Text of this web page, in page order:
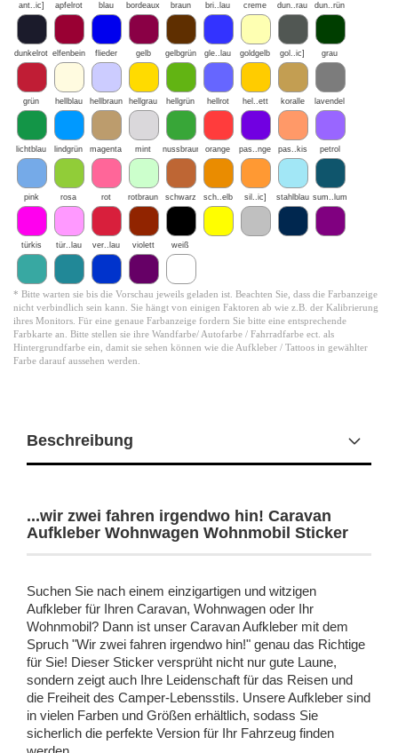
ant..ic] apfelrot blau bordeaux braun bri..lau creme dun..rau dun..rün
dunkelrot elfenbein flieder gelb gelbgrün gle..lau goldgelb gol..ic] grau
grün hellblau hellbraun hellgrau hellgrün hellrot hel..ett koralle lavendel
lichtblau lindgrün magenta mint nussbraun orange pas..nge pas..kis petrol
pink rosa rot rotbraun schwarz sch..elb sil..ic] stahlblau sum..lum
türkis tür..lau ver..lau violett weiß
* Bitte warten sie bis die Vorschau jeweils geladen ist. Beachten Sie, dass die Farbanzeige
nicht verbindlich sein kann. Sie hängt von einigen Faktoren ab wie z.B. der Kalibrierung
ihres Monitors. Für eine genaue Farbanzeige fordern Sie bitte eine entsprechende
Farbkarte an. Bitte stellen sie ihre Wandfarbe/ Autofarbe / Fahrradfarbe ect. als
Hintergrundfarbe ein, damit sie sehen können wie die Aufkleber / Tattoos in gewählter
Farbe darauf aussehen werden.
Beschreibung
...wir zwei fahren irgendwo hin! Caravan
Aufkleber Wohnwagen Wohnmobil Sticker
Suchen Sie nach einem einzigartigen und witzigen
Aufkleber für Ihren Caravan, Wohnwagen oder Ihr
Wohnmobil? Dann ist unser Caravan Aufkleber mit dem
Spruch "Wir zwei fahren irgendwo hin!" genau das Richtige
für Sie! Dieser Sticker versprüht nicht nur gute Laune,
sondern zeigt auch Ihre Leidenschaft für das Reisen und
die Freiheit des Camper-Lebensstils. Unsere Aufkleber sind
in vielen Farben und Größen erhältlich, sodass Sie
sicherlich die perfekte Version für Ihr Fahrzeug finden